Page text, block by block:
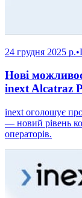
24 грудня 2025 р.•
Нові
inext Alcatraz
inext оголошує
— новий рівень
операторів.